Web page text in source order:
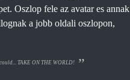
Oszlop fele az avatar es annak
a jobb oldali oszlopon,
TAKE ON THE WORLD!